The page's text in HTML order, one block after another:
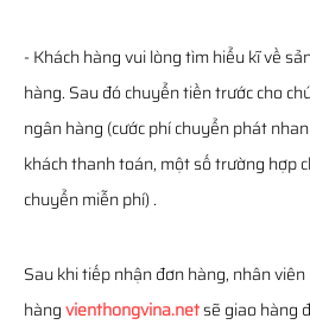
- Khách hàng vui lòng tìm hiểu kĩ về
hàng. Sau đó chuyển tiền trước cho
ngân hàng (cước phí chuyển phát
khách thanh toán, một số trường hợp
chuyển miễn phí) .
Sau khi tiếp nhận đơn hàng, nhân
hàngvienthongvina.netsẽ giao hàng